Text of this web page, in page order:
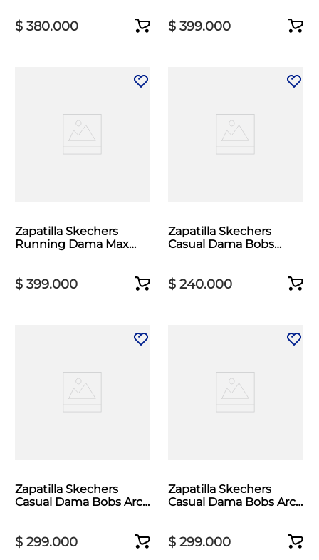
$ 380.000 $ 399.000
Zapatilla Skechers
Running Dama Max
$ 399.000
Zapatilla Skechers
Casual Dama Bobs
$ 240.000
Zapatilla Skechers
Casual Dama Bobs Arc
$ 299.000
Zapatilla Skechers
Casual Dama Bobs Arc
$ 299.000